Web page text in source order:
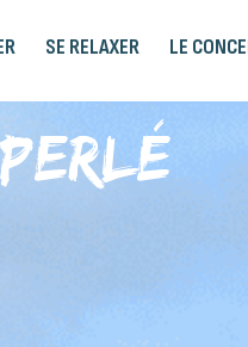
SE RELAXER LE